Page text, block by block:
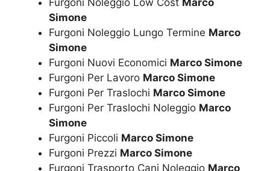
Simone
Furgoni Noleggio Lungo Termine Marco
Simone
Furgoni Nuovi Economici Marco Simone
Furgoni Per Lavoro Marco Simone
Furgoni Per Traslochi Marco Simone
Furgoni Per Traslochi Noleggio Marco
Simone
Furgoni Piccoli Marco Simone
Furgoni Prezzi Marco Simone
Furgoni Trasporto Cani Noleggio Marco